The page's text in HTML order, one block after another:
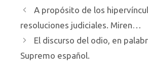
A propósito de los
resoluciones judiciales. Miren…
El discurso del odio, en
Supremo español.